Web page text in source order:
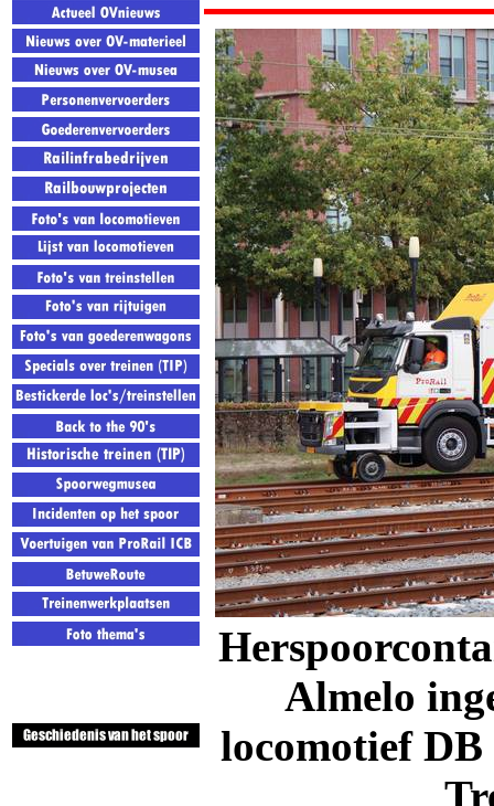
Almelo
locomotief